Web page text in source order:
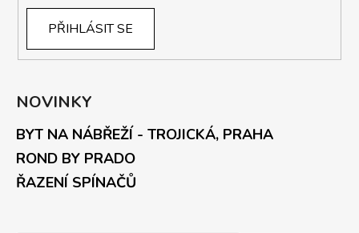
PŘIHLÁSIT SE
NOVINKY
BYT NA NÁBŘEŽÍ - TROJICKÁ, PRAHA
ROND BY PRADO
ŘAZENÍ SPÍNAČŮ